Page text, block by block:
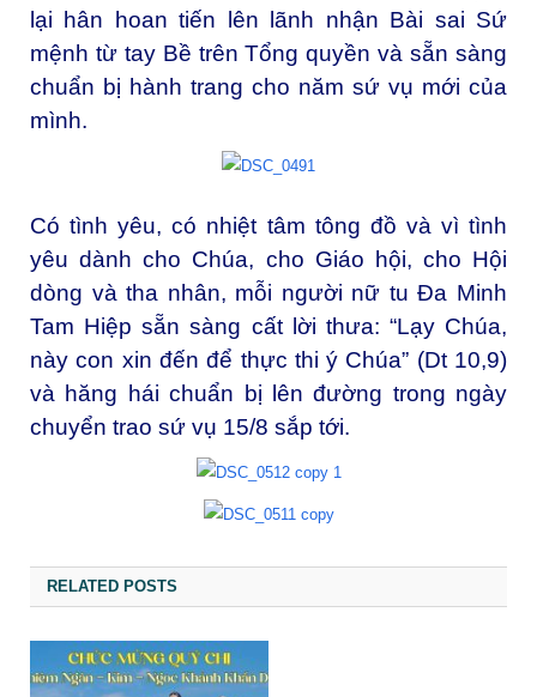
lại hân hoan tiến lên lãnh nhận Bài sai Sứ
mệnh từ tay Bề trên Tổng quyền và sẵn sàng
chuẩn bị hành trang cho năm sứ vụ mới của
mình.
Có tình yêu, có nhiệt tâm tông đồ và vì tình
yêu dành cho Chúa, cho Giáo hội, cho Hội
dòng và tha nhân, mỗi người nữ tu Đa Minh
Tam Hiệp sẵn sàng cất lời thưa: “Lạy Chúa,
này con xin đến để thực thi ý Chúa” (Dt 10,9)
và hăng hái chuẩn bị lên đường trong ngày
chuyển trao sứ vụ 15/8 sắp tới.
RELATED POSTS